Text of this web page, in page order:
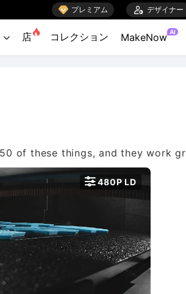
 プレミアム  デザイナー
 店 コレクション MakeNow AI
480P LD